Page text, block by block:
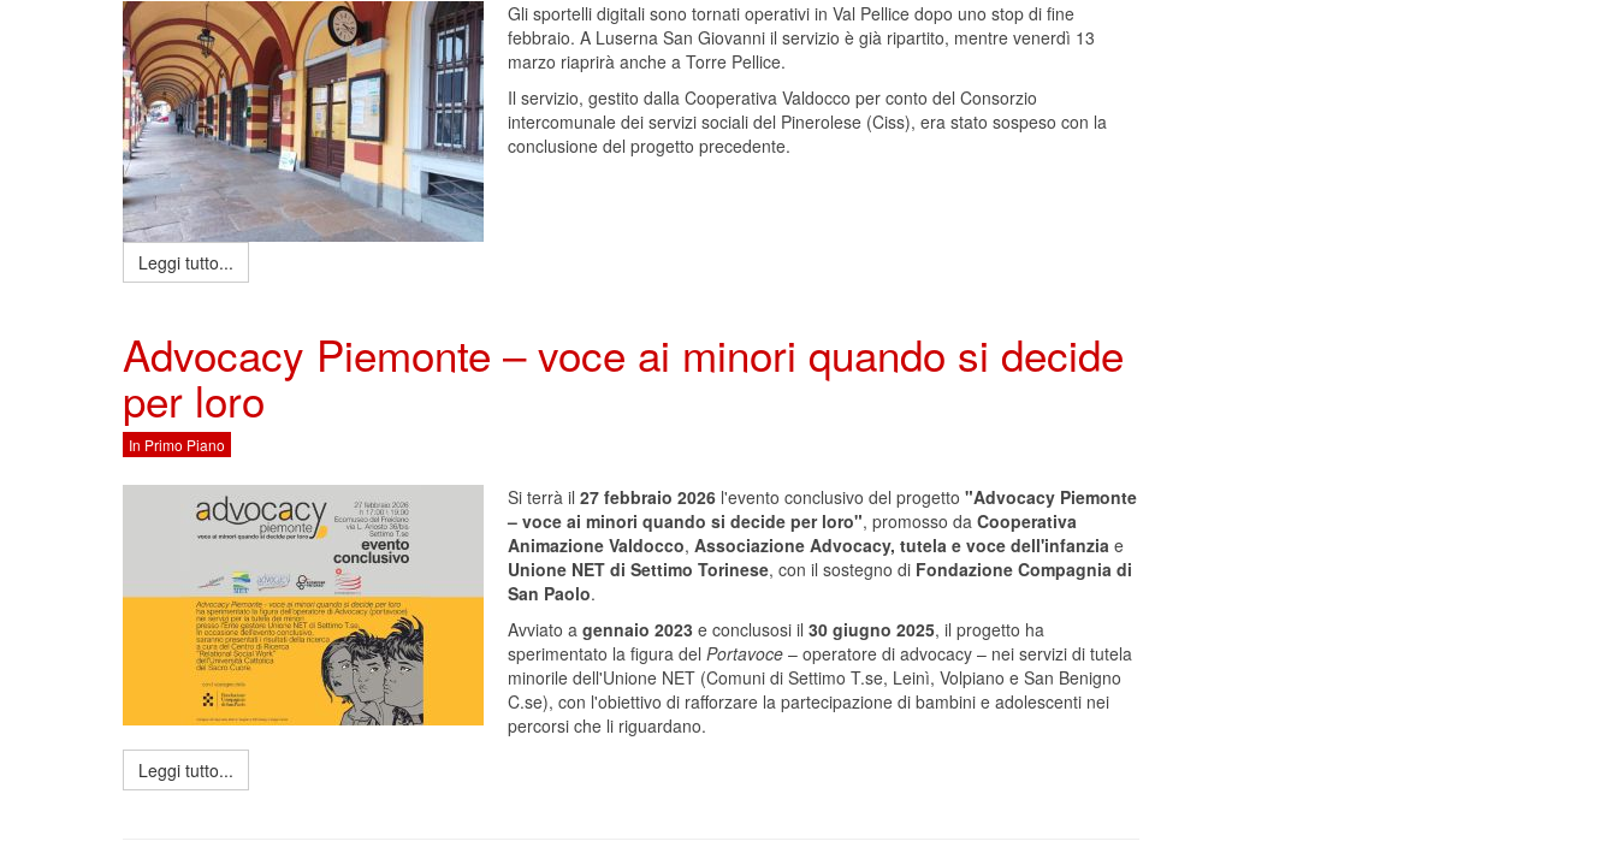
Gli sportelli digitali sono tornati operativi in Val Pellice dopo uno stop di fine
febbraio. A Luserna San Giovanni il servizio è già ripartito, mentre venerdì 13
marzo riaprirà anche a Torre Pellice.
Il servizio, gestito dalla Cooperativa Valdocco per conto del Consorzio
intercomunale dei servizi sociali del Pinerolese (Ciss), era stato sospeso con la
conclusione del progetto precedente.
Leggi tutto...
Advocacy Piemonte – voce ai minori quando si decide
per loro
In Primo Piano
Si terrà il 27 febbraio 2026 l'evento conclusivo del progetto "Advocacy Piemonte
– voce ai minori quando si decide per loro", promosso da Cooperativa
Animazione Valdocco, Associazione Advocacy, tutela e voce dell'infanzia e
Unione NET di Settimo Torinese, con il sostegno di Fondazione Compagnia di
San Paolo.
Avviato a gennaio 2023 e conclusosi il 30 giugno 2025, il progetto ha
sperimentato la figura del Portavoce – operatore di advocacy – nei servizi di tutela
minorile dell'Unione NET (Comuni di Settimo T.se, Leinì, Volpiano e San Benigno
C.se), con l'obiettivo di rafforzare la partecipazione di bambini e adolescenti nei
percorsi che li riguardano.
Leggi tutto...